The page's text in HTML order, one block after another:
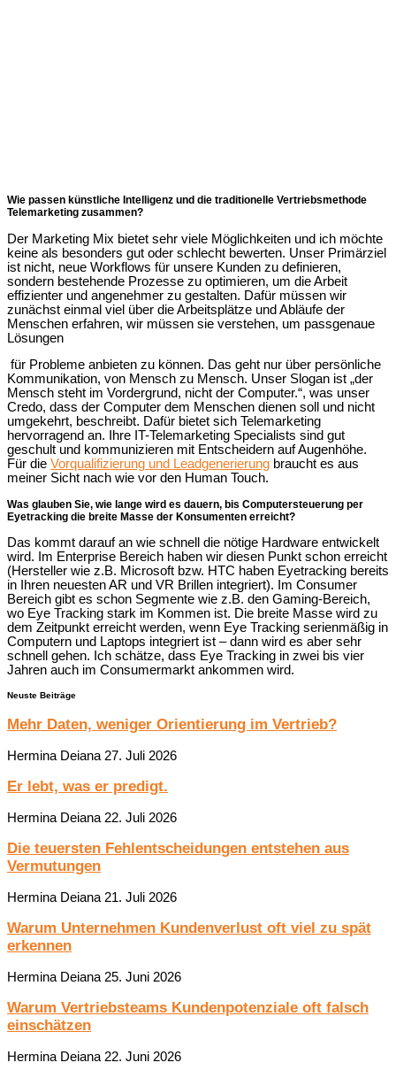
Wie passen künstliche Intelligenz und die traditionelle Vertriebsmethode
Telemarketing zusammen?
Der Marketing Mix bietet sehr viele Möglichkeiten und ich möchte
keine als besonders gut oder schlecht bewerten. Unser Primärziel
ist nicht, neue Workflows für unsere Kunden zu definieren,
sondern bestehende Prozesse zu optimieren, um die Arbeit
effizienter und angenehmer zu gestalten. Dafür müssen wir
zunächst einmal viel über die Arbeitsplätze und Abläufe der
Menschen erfahren, wir müssen sie verstehen, um passgenaue
Lösungen
für Probleme anbieten zu können. Das geht nur über persönliche
Kommunikation, von Mensch zu Mensch. Unser Slogan ist „der
Mensch steht im Vordergrund, nicht der Computer.“, was unser
Credo, dass der Computer dem Menschen dienen soll und nicht
umgekehrt, beschreibt. Dafür bietet sich Telemarketing
hervorragend an. Ihre IT-Telemarketing Specialists sind gut
geschult und kommunizieren mit Entscheidern auf Augenhöhe.
Für die Vorqualifizierung und Leadgenerierung braucht es aus
meiner Sicht nach wie vor den Human Touch.
Was glauben Sie, wie lange wird es dauern, bis Computersteuerung per
Eyetracking die breite Masse der Konsumenten erreicht?
Das kommt darauf an wie schnell die nötige Hardware entwickelt
wird. Im Enterprise Bereich haben wir diesen Punkt schon erreicht
(Hersteller wie z.B. Microsoft bzw. HTC haben Eyetracking bereits
in Ihren neuesten AR und VR Brillen integriert). Im Consumer
Bereich gibt es schon Segmente wie z.B. den Gaming-Bereich,
wo Eye Tracking stark im Kommen ist. Die breite Masse wird zu
dem Zeitpunkt erreicht werden, wenn Eye Tracking serienmäßig in
Computern und Laptops integriert ist – dann wird es aber sehr
schnell gehen. Ich schätze, dass Eye Tracking in zwei bis vier
Jahren auch im Consumermarkt ankommen wird.
Neuste Beiträge
Mehr Daten, weniger Orientierung im Vertrieb?
Hermina Deiana 27. Juli 2026
Er lebt, was er predigt.
Hermina Deiana 22. Juli 2026
Die teuersten Fehlentscheidungen entstehen aus
Vermutungen
Hermina Deiana21. Juli 2026
Warum Unternehmen Kundenverlust oft viel zu spät
erkennen
Hermina Deiana25. Juni 2026
Warum Vertriebsteams Kundenpotenziale oft falsch
einschätzen
Hermina Deiana22. Juni 2026